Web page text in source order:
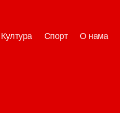
Култура Спорт О нама